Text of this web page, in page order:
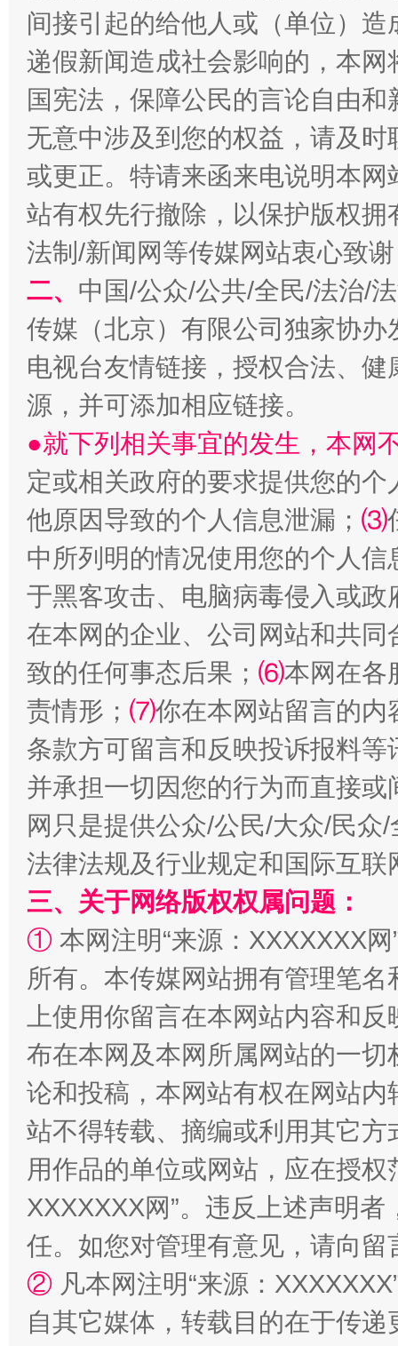
揭开“小金库”的免责幌子
受贿1.44亿！段成刚被判无期 从幼
阿坝州三大球赛在茂县开幕 规模
国家大学科技园优化重塑工作
扯下公款旅游的“隐身衣” 如何以
间接引起的给他人或（单位）
递假新闻造成社会影响的，本
国宪法，保障公民的言论自由
无意中涉及到您的权益，请及
或更正。特请来函来电说明本
站有权先行撤除，以保护版权
法制/新闻网等传媒网站衷心致
二、 中国/公众/公共/全民/法治/
传媒（北京）有限公司独家协
电视台友情链接，授权合法、
源，并可添加相应链接。
●就下列相关事宜的发生，本网
定或相关政府的要求提供您的个
他原因导致的个人信息泄漏； ⑶
中所列明的情况使用您的个人
于黑客攻击、电脑病毒侵入或
在本网的企业、公司网站和共
致的任何事态后果； ⑹本网在各
责情形； ⑺你在本网站留言的内
条款方可留言和反映投诉报料
并承担一切因您的行为而直接
网只是提供公众/公民/大众/民
法律法规及行业规定和国际互
三、关于网络版权权属问题：
① 本网注明“来源：XXXXXXX
所有。本传媒网站拥有管理笔
上使用你留言在本网站内容和
布在本网及本网所属网站的一
论和投稿，本网站有权在网站
站不得转载、摘编或利用其它
用作品的单位或网站，应在授
XXXXXXX网”。违反上述声明
任。如您对管理有意见，请向
② 凡本网注明“来源：
自其它媒体，转载目的在于传